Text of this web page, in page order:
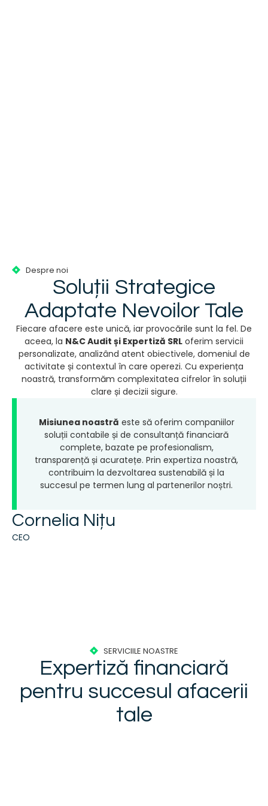
Despre noi
Soluții Strategice
Adaptate Nevoilor Tale
Fiecare afacere este unică, iar provocările sunt la fel. De
aceea, la N&C Audit și Expertiză SRL oferim servicii
personalizate, analizând atent obiectivele, domeniul de
activitate și contextul în care operezi. Cu experiența
noastră, transformăm complexitatea cifrelor în soluții
clare și decizii sigure.
Misiunea noastră este să oferim companiilor
soluții contabile și de consultanță financiară
complete, bazate pe profesionalism,
transparență și acuratețe. Prin expertiza noastră,
contribuim la dezvoltarea sustenabilă și la
succesul pe termen lung al partenerilor noștri.
Cornelia Nițu
CEO
SERVICIILE NOASTRE
Expertiză financiară
pentru succesul afacerii
tale